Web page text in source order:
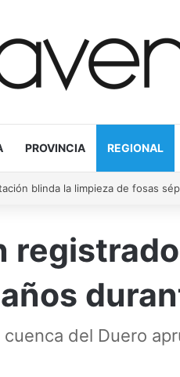
PROVINCIA REGIONAL
el fuego en la planta de Roales
del Duero